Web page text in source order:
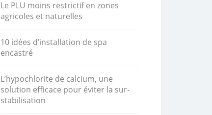
Le PLU moins restrictif en zones
agricoles et naturelles
10 idées d’installation de spa
encastré
L’hypochlorite de calcium, une
solution efficace pour éviter la sur-
stabilisation